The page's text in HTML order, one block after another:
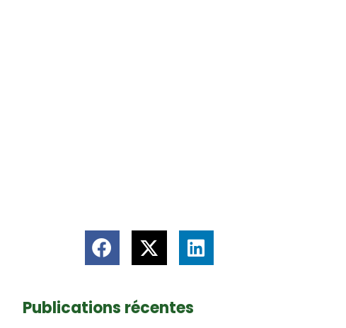
Publications récentes